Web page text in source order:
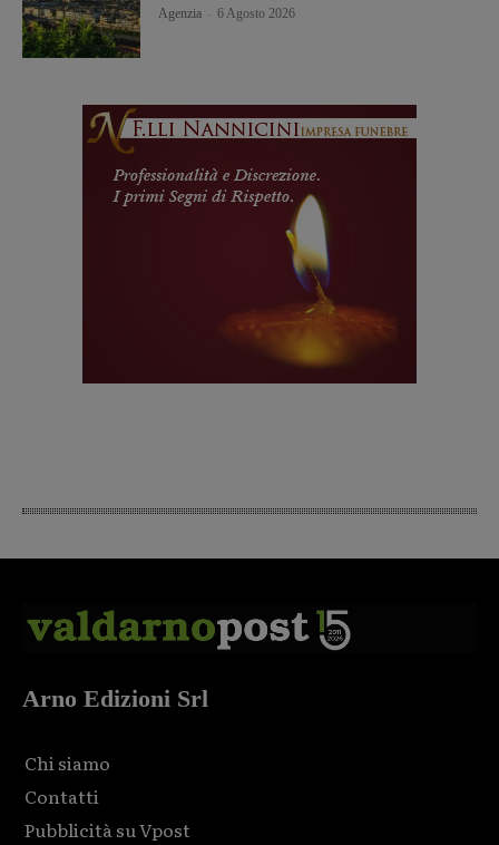
Agenzia 6 Agosto 2026
Arno Edizioni Srl
Chi siamo
Contatti
Pubblicità su Vpost